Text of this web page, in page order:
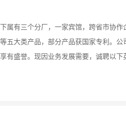
属有三个分厂，一家宾馆，跨省市协作
五大类产品，部分产品获国家专利。公
有盛誉。现因业务发展需要，诚聘以下